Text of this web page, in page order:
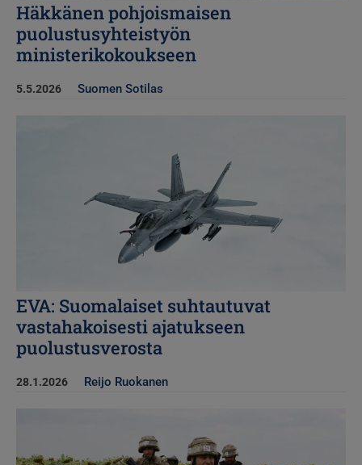
Häkkänen pohjoismaisen
puolustusyhteistyön
ministerikokoukseen
5.5.2026 Suomen Sotilas
EVA: Suomalaiset suhtautuvat
vastahakoisesti ajatukseen
puolustusverosta
28.1.2026 Reijo Ruokanen